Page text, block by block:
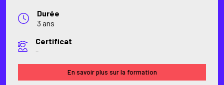
Durée
3 ans
Certificat
-
En savoir plus sur la formation